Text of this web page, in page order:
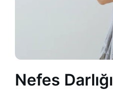
Nefes Darlığı